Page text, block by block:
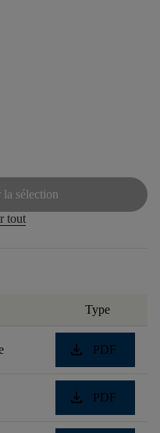
la sélection
tout
Type
download PDF
download PDF